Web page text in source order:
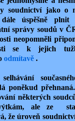
soudnictví jako o
dále úspěšně
správy soudů v
neopomněli
se k jejich
odmítavě .
poněkud
některých
ale ze
že úroveň